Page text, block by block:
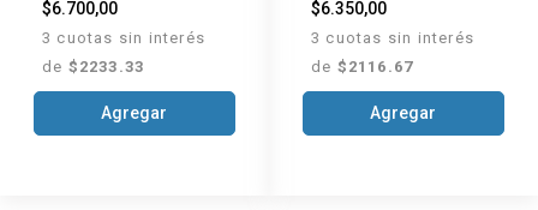
$6.700,00
3 cuotas sin interés
de $2233.33
Agregar
$6.350,00
3 cuotas sin interés
de $2116.67
Agregar